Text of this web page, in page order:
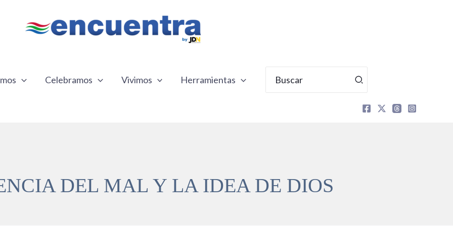
Celebramos Vivimos Herramientas
por:
DEL MAL Y LA IDEA DE DIOS